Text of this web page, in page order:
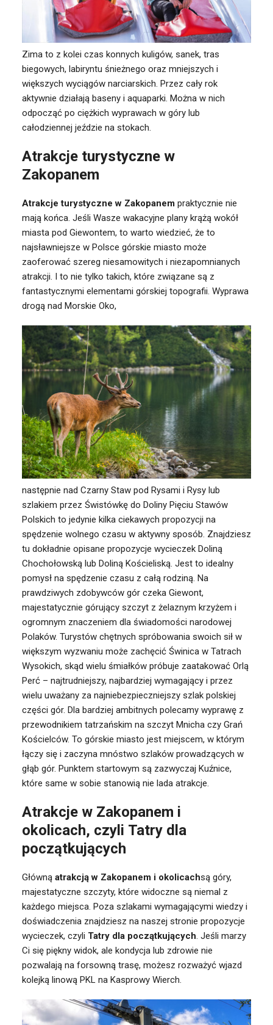
Zima to z kolei czas konnych kuligów, sanek, tras
biegowych, labiryntu śnieżnego oraz mniejszych i
większych wyciągów narciarskich. Przez cały rok
aktywnie działają baseny i aquaparki. Można w nich
odpocząć po ciężkich wyprawach w góry lub
całodziennej jeździe na stokach.
Atrakcje turystyczne w
Zakopanem
Atrakcje turystyczne w Zakopanem praktycznie nie
mają końca. Jeśli Wasze wakacyjne plany krążą wokół
miasta pod Giewontem, to warto wiedzieć, że to
najsławniejsze w Polsce górskie miasto może
zaoferować szereg niesamowitych i niezapomnianych
atrakcji. I to nie tylko takich, które związane są z
fantastycznymi elementami górskiej topografii. Wyprawa
drogą nad Morskie Oko,
następnie nad Czarny Staw pod Rysami i Rysy lub
szlakiem przez Świstówkę do Doliny Pięciu Stawów
Polskich to jedynie kilka ciekawych propozycji na
spędzenie wolnego czasu w aktywny sposób. Znajdziesz
tu dokładnie opisane propozycje wycieczek Doliną
Chochołowską lub Doliną Kościeliską. Jest to idealny
pomysł na spędzenie czasu z całą rodziną. Na
prawdziwych zdobywców gór czeka Giewont,
majestatycznie górujący szczyt z żelaznym krzyżem i
ogromnym znaczeniem dla świadomości narodowej
Polaków. Turystów chętnych spróbowania swoich sił w
większym wyzwaniu może zachęcić Świnica w Tatrach
Wysokich, skąd wielu śmiałków próbuje zaatakować Orlą
Perć – najtrudniejszy, najbardziej wymagający i przez
wielu uważany za najniebezpieczniejszy szlak polskiej
części gór. Dla bardziej ambitnych polecamy wyprawę z
przewodnikiem tatrzańskim na szczyt Mnicha czy Grań
Kościelców. To górskie miasto jest miejscem, w którym
łączy się i zaczyna mnóstwo szlaków prowadzących w
głąb gór. Punktem startowym są zazwyczaj Kuźnice,
które same w sobie stanowią nie lada atrakcje.
Atrakcje w Zakopanem i
okolicach, czyli Tatry dla
początkujących
Główną atrakcją w Zakopanem i okolicachsą góry,
majestatyczne szczyty, które widoczne są niemal z
każdego miejsca. Poza szlakami wymagającymi wiedzy i
doświadczenia znajdziesz na naszej stronie propozycje
wycieczek, czyli Tatry dla początkujących . Jeśli marzy
Ci się piękny widok, ale kondycja lub zdrowie nie
pozwalają na forsowną trasę, możesz rozważyć wjazd
kolejką linową PKL na Kasprowy Wierch.